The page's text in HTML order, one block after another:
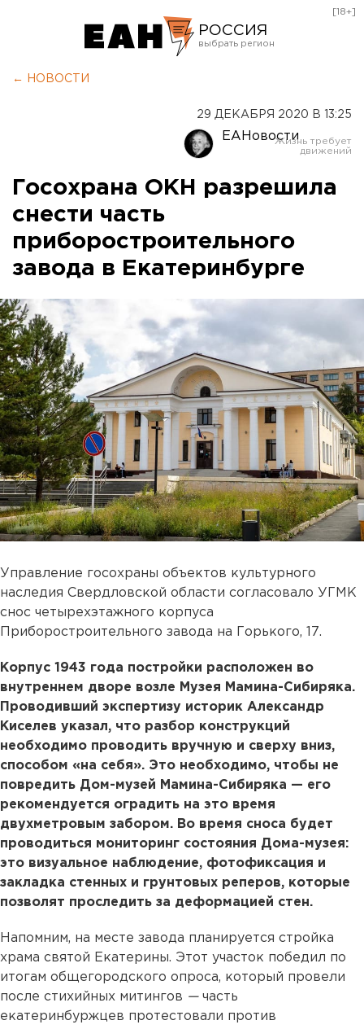
РОССИЯ
Оренбург
[18+]
← НОВОСТИ
29 ДЕКАБРЯ 2020 В 13:25
ЕАНовости
Госохрана ОКН разрешила
снести часть
приборостроительного
завода в Екатеринбурге
Управление госохраны объектов культурного
наследия Свердловской области согласовало УГМК
снос четырехэтажного корпуса
Приборостроительного завода на Горького, 17.
Корпус 1943 года постройки расположен во
внутреннем дворе возле Музея Мамина-Сибиряка.
Проводивший экспертизу историк Александр
Киселев указал, что разбор конструкций
необходимо проводить вручную и сверху вниз,
способом «на себя». Это необходимо, чтобы не
повредить Дом-музей Мамина-Сибиряка — его
рекомендуется оградить на это время
двухметровым забором. Во время сноса будет
проводиться мониторинг состояния Дома-музея:
это визуальное наблюдение, фотофиксация и
закладка стенных и грунтовых реперов, которые
позволят проследить за деформацией стен.
Напомним, на месте завода планируется стройка
храма святой Екатерины. Этот участок победил по
итогам общегородского опроса, который провели
после стихийных митингов —часть
екатеринбуржцев протестовали против